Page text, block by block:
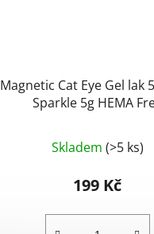
Magnetic Cat Eye Gel lak
Sparkle 5g HEMA
Skladem (>5 ks)
199 Kč